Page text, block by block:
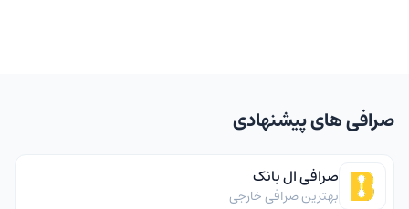
صرافی های پیشنهادی
صرافی ال بانک
بهترین صرافی خارجی